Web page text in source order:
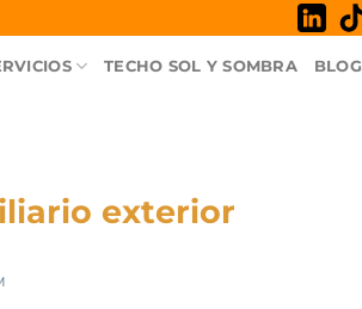
TECHO SOL Y SOMBRA BLOG
exterior